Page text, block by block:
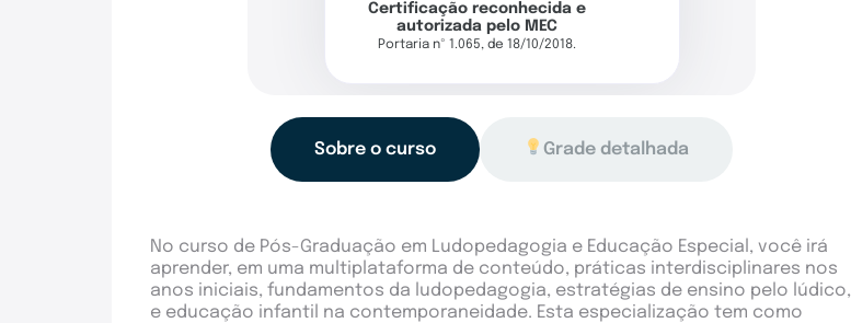
Certificação reconhecida e
autorizada pelo MEC
Portaria nº 1.065, de 18/10/2018.
Sobre o curso Grade detalhada
No curso de Pós-Graduação em Ludopedagogia e Educação Especial, você irá
aprender, em uma multiplataforma de conteúdo, práticas interdisciplinares nos
anos iniciais, fundamentos da ludopedagogia, estratégias de ensino pelo lúdico,
e educação infantil na contemporaneidade. Esta especialização tem como